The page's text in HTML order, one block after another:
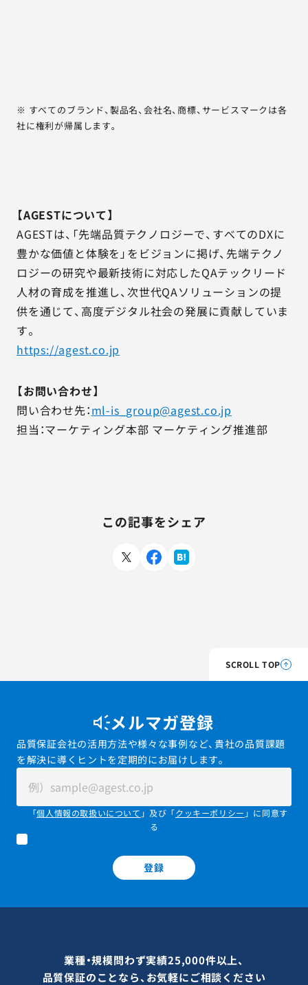
※ すべてのブランド、製品名、会社名、商標、サービスマークは各
社に権利が帰属します。
【AGESTについて】
AGESTは、「先端品質テクノロジーで、すべてのDXに
豊かな価値と体験を」をビジョンに掲げ、先端テクノ
ロジーの研究や最新技術に対応したQAテックリード
人材の育成を推進し、次世代QAソリューションの提
供を通じて、高度デジタル社会の発展に貢献していま
す。
https://agest.co.jp
【お問い合わせ】
問い合わせ先：ml-is_group@agest.co.jp
担当：マーケティング本部 マーケティング推進部
この記事をシェア
SCROLL TOP
メルマガ登録
品質保証会社の活用方法や様々な事例など、貴社の品質課題
を解決に導くヒントを定期的にお届けします。
「個人情報の取扱いについて 」及び「クッキーポリシー 」に同意す
る
登録
業種・規模問わず実績25,000件以上、
品質保証のことなら、お気軽にご相談ください